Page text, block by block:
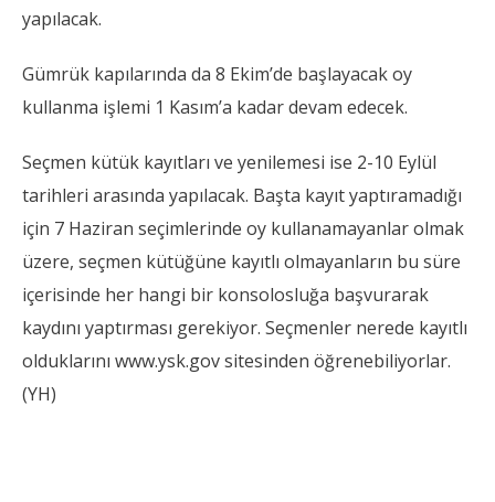
yapılacak.
Gümrük kapılarında da 8 Ekim’de başlayacak oy
kullanma işlemi 1 Kasım’a kadar devam edecek.
Seçmen kütük kayıtları ve yenilemesi ise 2-10 Eylül
tarihleri arasında yapılacak. Başta kayıt yaptıramadığı
için 7 Haziran seçimlerinde oy kullanamayanlar olmak
üzere, seçmen kütüğüne kayıtlı olmayanların bu süre
içerisinde her hangi bir konsolosluğa başvurarak
kaydını yaptırması gerekiyor. Seçmenler nerede kayıtlı
olduklarını www.ysk.gov sitesinden öğrenebiliyorlar.
(YH)